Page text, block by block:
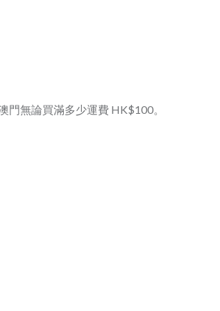
無論買滿多少運費 HK$100。